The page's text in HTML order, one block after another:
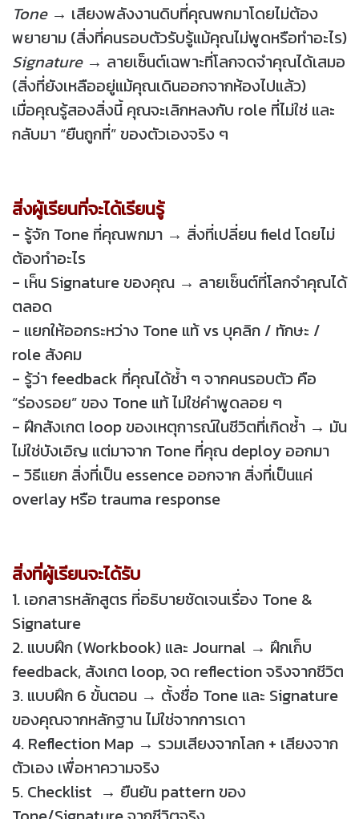
Tone→ เสียงพลังงานดิบที่คุณพกมาโดยไม่ต้อง
พยายาม (สิ่งที่คนรอบตัวรับรู้แม้คุณไม่พูดหรือทำอะไร)
Signature→ ลายเซ็นต์เฉพาะที่โลกจดจำคุณได้เสมอ
(สิ่งที่ยังเหลืออยู่แม้คุณเดินออกจากห้องไปแล้ว)
เมื่อคุณรู้สองสิ่งนี้ คุณจะเลิกหลงกับ role ที่ไม่ใช่ และ
กลับมา “ยืนถูกที่” ของตัวเองจริง ๆ
สิ่งผู้เรียนที่จะได้เรียนรู้
- รู้จัก Tone ที่คุณพกมา → สิ่งที่เปลี่ยน field โดยไม่
ต้องทำอะไร
- เห็น Signature ของคุณ → ลายเซ็นต์ที่โลกจำคุณได้
ตลอด
- แยกให้ออกระหว่าง Tone แท้ vs บุคลิก / ทักษะ /
role สังคม
- รู้ว่า feedback ที่คุณได้ซ้ำ ๆ จากคนรอบตัว คือ
“ร่องรอย” ของ Tone แท้ ไม่ใช่คำพูดลอย ๆ
- ฝึกสังเกต loop ของเหตุการณ์ในชีวิตที่เกิดซ้ำ → มัน
ไม่ใช่บังเอิญ แต่มาจาก Tone ที่คุณ deploy ออกมา
- วิธีแยก สิ่งที่เป็น essence ออกจาก สิ่งที่เป็นแค่
overlay หรือ trauma response
สิ่งที่ผู้เรียนจะได้รับ
1. เอกสารหลักสูตร ที่อธิบายชัดเจนเรื่อง Tone &
Signature
2. แบบฝึก (Workbook) และ Journal → ฝึกเก็บ
feedback, สังเกต loop, จด reflection จริงจากชีวิต
3. แบบฝึก 6 ขั้นตอน → ตั้งชื่อ Tone และ Signature
ของคุณจากหลักฐาน ไม่ใช่จากการเดา
4. Reflection Map → รวมเสียงจากโลก + เสียงจาก
ตัวเอง เพื่อหาความจริง
5. Checklist → ยืนยัน pattern ของ